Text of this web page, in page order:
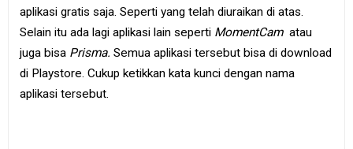
aplikasi gratis saja. Seperti yang telah diuraikan di atas.
Selain itu ada lagi aplikasi lain seperti MomentCam atau
juga bisa Prisma. Semua aplikasi tersebut bisa di download
di Playstore. Cukup ketikkan kata kunci dengan nama
aplikasi tersebut.